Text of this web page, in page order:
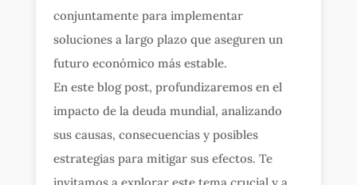
conjuntamente para implementar
soluciones a largo plazo que aseguren un
futuro económico más estable.
En este blog post, profundizaremos en el
impacto de la deuda mundial, analizando
sus causas, consecuencias y posibles
estrategias para mitigar sus efectos. Te